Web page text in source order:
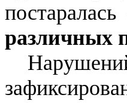
различных